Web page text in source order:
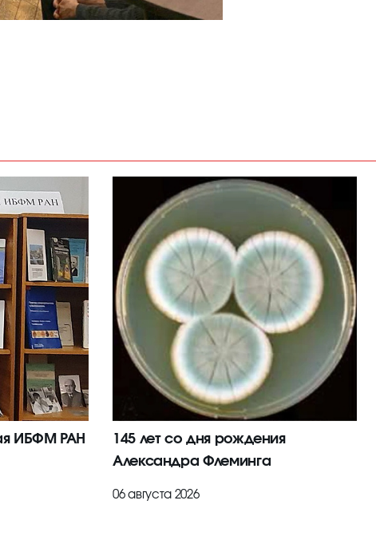
ИБФМ РАН
145 лет со дня рождения
Александра Флеминга
06 августа 2026